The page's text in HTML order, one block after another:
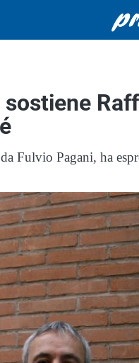
sostiene
Fulvio Pagani, ha